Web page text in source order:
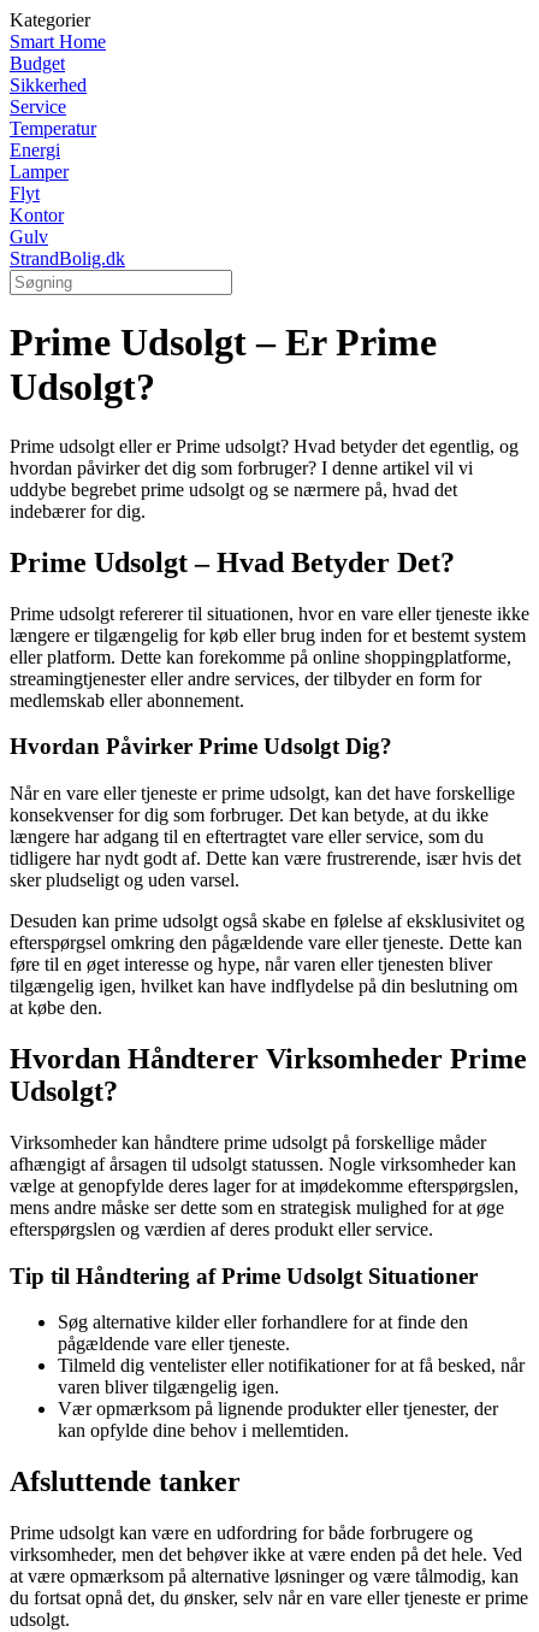
Kategorier
Smart Home
Budget
Sikkerhed
Service
Temperatur
Energi
Lamper
Flyt
Kontor
Gulv
StrandBolig.dk
Prime Udsolgt – Er Prime
Udsolgt?
Prime udsolgt eller er Prime udsolgt? Hvad betyder det egentlig, og
hvordan påvirker det dig som forbruger? I denne artikel vil vi
uddybe begrebet prime udsolgt og se nærmere på, hvad det
indebærer for dig.
Prime Udsolgt – Hvad Betyder Det?
Prime udsolgt refererer til situationen, hvor en vare eller tjeneste ikke
længere er tilgængelig for køb eller brug inden for et bestemt system
eller platform. Dette kan forekomme på online shoppingplatforme,
streamingtjenester eller andre services, der tilbyder en form for
medlemskab eller abonnement.
Hvordan Påvirker Prime Udsolgt Dig?
Når en vare eller tjeneste er prime udsolgt, kan det have forskellige
konsekvenser for dig som forbruger. Det kan betyde, at du ikke
længere har adgang til en eftertragtet vare eller service, som du
tidligere har nydt godt af. Dette kan være frustrerende, især hvis det
sker pludseligt og uden varsel.
Desuden kan prime udsolgt også skabe en følelse af eksklusivitet og
efterspørgsel omkring den pågældende vare eller tjeneste. Dette kan
føre til en øget interesse og hype, når varen eller tjenesten bliver
tilgængelig igen, hvilket kan have indflydelse på din beslutning om
at købe den.
Hvordan Håndterer Virksomheder Prime
Udsolgt?
Virksomheder kan håndtere prime udsolgt på forskellige måder
afhængigt af årsagen til udsolgt statussen. Nogle virksomheder kan
vælge at genopfylde deres lager for at imødekomme efterspørgslen,
mens andre måske ser dette som en strategisk mulighed for at øge
efterspørgslen og værdien af deres produkt eller service.
Tip til Håndtering af Prime Udsolgt Situationer
Søg alternative kilder eller forhandlere for at finde den
pågældende vare eller tjeneste.
Tilmeld dig ventelister eller notifikationer for at få besked, når
varen bliver tilgængelig igen.
Vær opmærksom på lignende produkter eller tjenester, der
kan opfylde dine behov i mellemtiden.
Afsluttende tanker
Prime udsolgt kan være en udfordring for både forbrugere og
virksomheder, men det behøver ikke at være enden på det hele. Ved
at være opmærksom på alternative løsninger og være tålmodig, kan
du fortsat opnå det, du ønsker, selv når en vare eller tjeneste er prime
udsolgt.